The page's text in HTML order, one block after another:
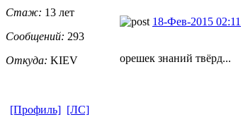
Стаж: 13 лет
Сообщений: 293
Откуда: KIEV
18-Фев-2015 02:11
орешек знаний твёрд...
[Профиль] [ЛС]